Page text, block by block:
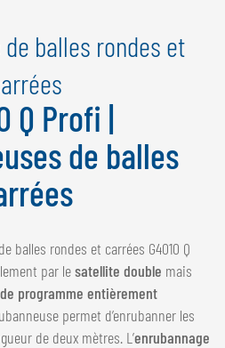
balles rondes et
Q Profi |
de balles
balles rondes et carrées G4010 Q
par lesatellite double mais
programme entièrement
permet d’enrubanner les
de deux mètres. L’enrubannage